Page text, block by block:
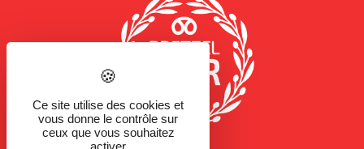
Ce site utilise des cookies et
vous donne le contrôle sur
ceux que vous souhaitez
activer